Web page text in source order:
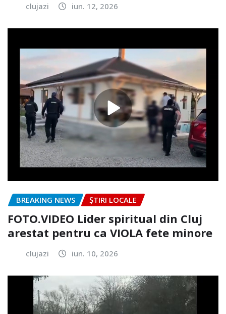
clujazi iun. 12, 2026
BREAKING NEWS ȘTIRI LOCALE
FOTO.VIDEO Lider spiritual din Cluj
arestat pentru ca VIOLA fete minore
clujazi iun. 10, 2026